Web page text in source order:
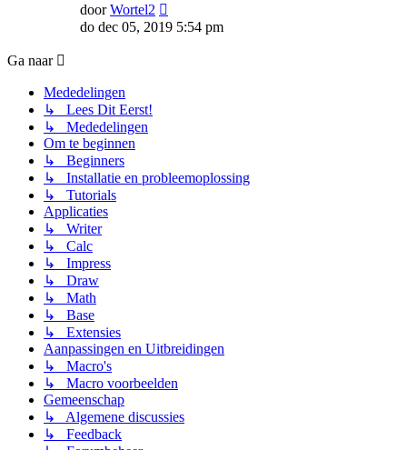
doorWortel2
laatste
bericht
do dec 05, 2019 5:54 pm
Ga naar
Mededelingen
↳ Lees Dit Eerst!
↳ Mededelingen
Om te beginnen
↳ Beginners
↳ Installatie en probleemoplossing
↳ Tutorials
Applicaties
↳ Writer
↳ Calc
↳ Impress
↳ Draw
↳ Math
↳ Base
↳ Extensies
Aanpassingen en Uitbreidingen
↳ Macro's
↳ Macro voorbeelden
Gemeenschap
↳ Algemene discussies
↳ Feedback